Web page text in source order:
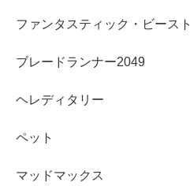
ファンタスティック・ビースト
ブレードランナー2049
ヘレディタリー
ペット
マッドマックス